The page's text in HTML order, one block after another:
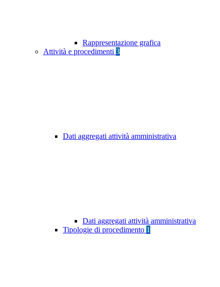
Rappresentazione grafica
Attività e procedimenti 3
Dati aggregati attività amministrativa
Dati aggregati attività amministrativa
Tipologie di procedimento 1